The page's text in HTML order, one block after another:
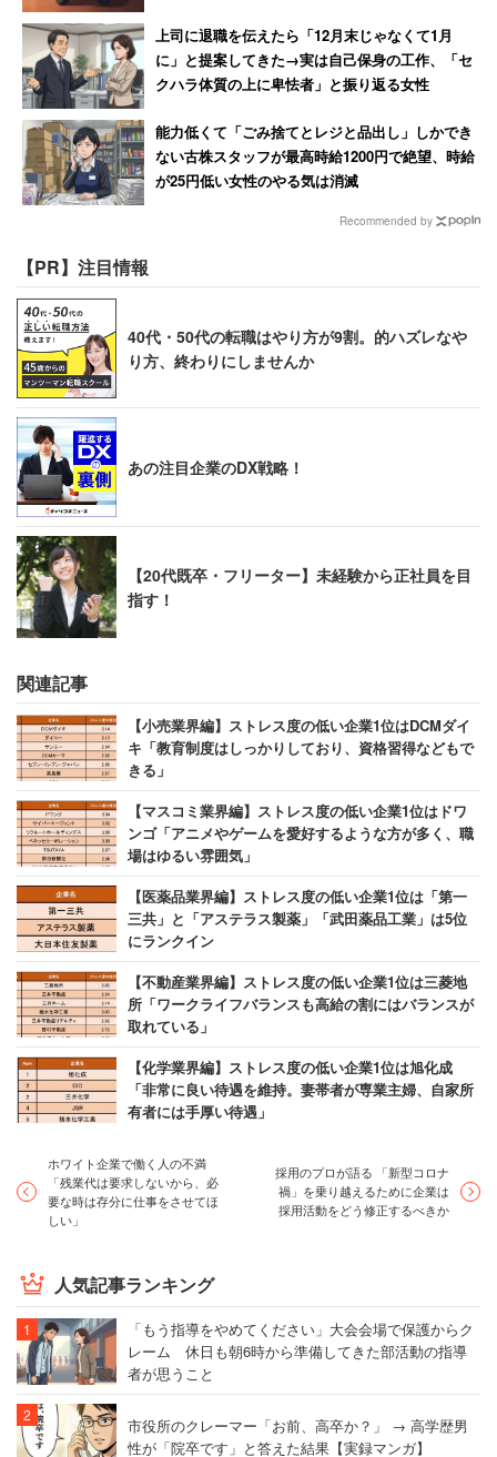
上司に退職を伝えたら「12月末じゃなくて1月
に」と提案してきた→実は自己保身の工作、「セ
クハラ体質の上に卑怯者」と振り返る女性
能力低くて「ごみ捨てとレジと品出し」しかでき
ない古株スタッフが最高時給1200円で絶望、時給
が25円低い女性のやる気は消滅
Recommended by
【PR】注目情報
40代・50代の転職はやり方が9割。的ハズレなや
り方、終わりにしませんか
あの注目企業のDX戦略！
【20代既卒・フリーター】未経験から正社員を目
指す！
関連記事
【小売業界編】ストレス度の低い企業1位はDCMダイ
キ「教育制度はしっかりしており、資格習得などもで
きる」
【マスコミ業界編】ストレス度の低い企業1位はドワ
ンゴ「アニメやゲームを愛好するような方が多く、職
場はゆるい雰囲気」
【医薬品業界編】ストレス度の低い企業1位は「第一
三共」と「アステラス製薬」「武田薬品工業」は5位
にランクイン
【不動産業界編】ストレス度の低い企業1位は三菱地
所「ワークライフバランスも高給の割にはバランスが
取れている」
【化学業界編】ストレス度の低い企業1位は旭化成
「非常に良い待遇を維持。妻帯者が専業主婦、自家所
有者には手厚い待遇」
ホワイト企業で働く人の不満
「残業代は要求しないから、必
要な時は存分に仕事をさせてほ
しい」
採用のプロが語る 「新型コロナ
禍」を乗り越えるために企業は
採用活動をどう修正するべきか
人気記事ランキング
「もう指導をやめてください」大会会場で保護からク
レーム 休日も朝6時から準備してきた部活動の指導
者が思うこと
市役所のクレーマー「お前、高卒か？」 → 高学歴男
性が「院卒です」と答えた結果【実録マンガ】